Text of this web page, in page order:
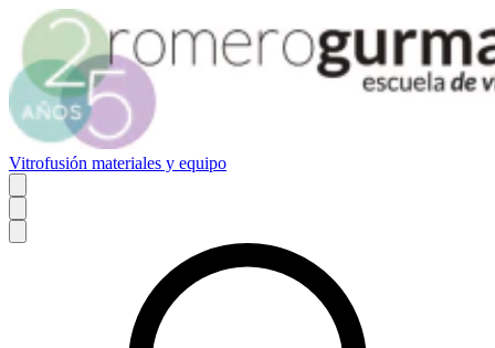
Vitrofusión materiales y equipo